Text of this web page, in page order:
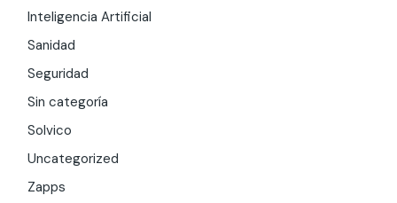
Inteligencia Artificial
Sanidad
Seguridad
Sin categoría
Solvico
Uncategorized
Zapps